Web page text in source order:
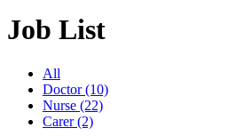
Job List
All
Doctor (10)
Nurse (22)
Carer (2)